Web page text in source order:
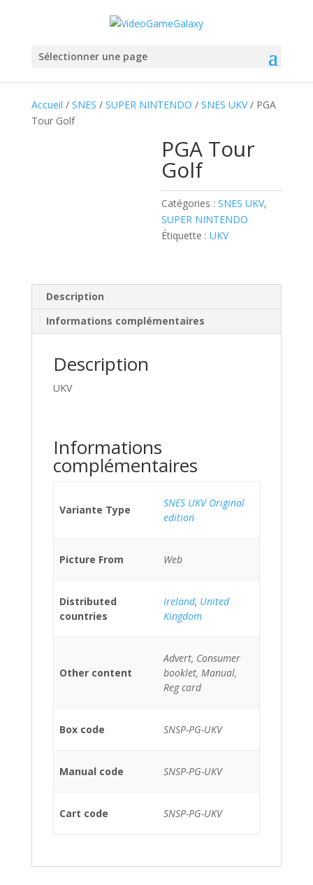
Sélectionner une page
Accueil / SNES / SUPER NINTENDO / SNES UKV/ PGA
Tour Golf
PGA Tour
Golf
Catégories :SNES UKV,
SUPER NINTENDO
Étiquette :UKV
Description
Informations complémentaires
Description
UKV
Informations
complémentaires
Variante Type
SNES UKV Original
edition
Picture From Web
Distributed
countries
Ireland, United
Kingdom
Other content
Advert, Consumer
booklet, Manual,
Reg card
Box code SNSP-PG-UKV
Manual code SNSP-PG-UKV
Cart code SNSP-PG-UKV